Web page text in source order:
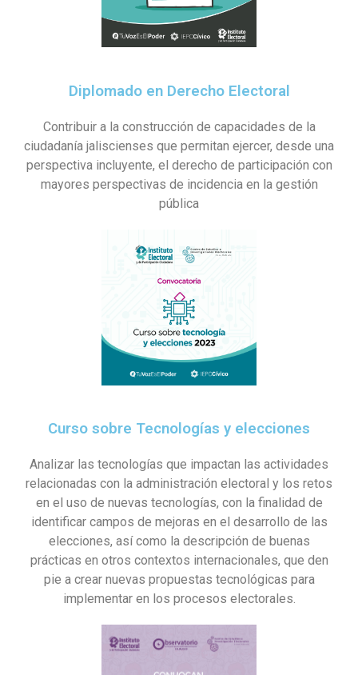
Diplomado en Derecho Electoral
Contribuir a la construcción de capacidades de la
ciudadanía jaliscienses que permitan ejercer, desde una
perspectiva incluyente, el derecho de participación con
mayores perspectivas de incidencia en la gestión
pública
Curso sobre Tecnologías y elecciones
Analizar las tecnologías que impactan las actividades
relacionadas con la administración electoral y los retos
en el uso de nuevas tecnologías, con la finalidad de
identificar campos de mejoras en el desarrollo de las
elecciones, así como la descripción de buenas
prácticas en otros contextos internacionales, que den
pie a crear nuevas propuestas tecnológicas para
implementar en los procesos electorales.